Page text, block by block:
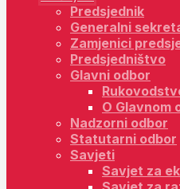
Predsjednik
Generalni
Zamjenici
Predsjedništvo
Glavni odbor
O Glavnom
Nadzorni odbor
Statutarni odbor
Savjeti
Savjet za